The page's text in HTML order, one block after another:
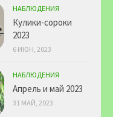
НАБЛЮДЕНИЯ
Кулики-сороки
2023
6 ИЮН, 2023
НАБЛЮДЕНИЯ
Апрель и май 2023
31 МАЙ, 2023